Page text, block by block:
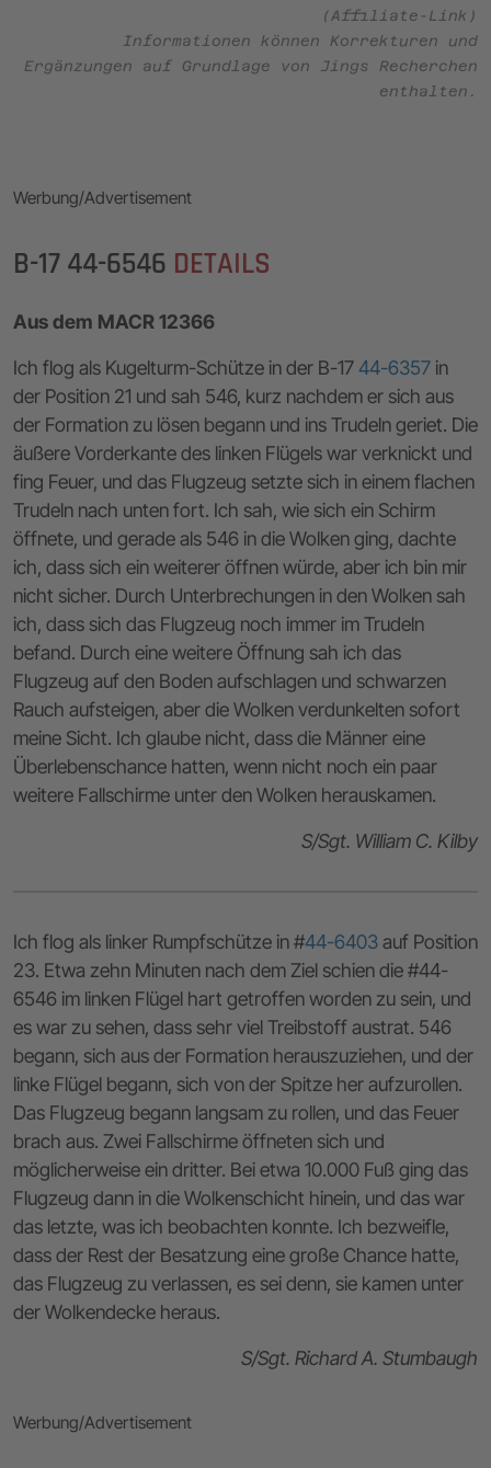
(Affiliate-Link)
Informationen können Korrekturen und
Ergänzungen auf Grundlage von Jings Recherchen
enthalten.
Werbung/Advertisement
B-17 44-6546 DETAILS
Aus dem MACR 12366
Ich flog als Kugelturm-Schütze in der B-1744-6357 in
der Position 21 und sah 546, kurz nachdem er sich aus
der Formation zu lösen begann und ins Trudeln geriet. Die
äußere Vorderkante des linken Flügels war verknickt und
fing Feuer, und das Flugzeug setzte sich in einem flachen
Trudeln nach unten fort. Ich sah, wie sich ein Schirm
öffnete, und gerade als 546 in die Wolken ging, dachte
ich, dass sich ein weiterer öffnen würde, aber ich bin mir
nicht sicher. Durch Unterbrechungen in den Wolken sah
ich, dass sich das Flugzeug noch immer im Trudeln
befand. Durch eine weitere Öffnung sah ich das
Flugzeug auf den Boden aufschlagen und schwarzen
Rauch aufsteigen, aber die Wolken verdunkelten sofort
meine Sicht. Ich glaube nicht, dass die Männer eine
Überlebenschance hatten, wenn nicht noch ein paar
weitere Fallschirme unter den Wolken herauskamen.
S/Sgt. William C. Kilby
Ich flog als linker Rumpfschütze in #44-6403auf Position
23. Etwa zehn Minuten nach dem Ziel schien die #44-
6546 im linken Flügel hart getroffen worden zu sein, und
es war zu sehen, dass sehr viel Treibstoff austrat. 546
begann, sich aus der Formation herauszuziehen, und der
linke Flügel begann, sich von der Spitze her aufzurollen.
Das Flugzeug begann langsam zu rollen, und das Feuer
brach aus. Zwei Fallschirme öffneten sich und
möglicherweise ein dritter. Bei etwa 10.000 Fuß ging das
Flugzeug dann in die Wolkenschicht hinein, und das war
das letzte, was ich beobachten konnte. Ich bezweifle,
dass der Rest der Besatzung eine große Chance hatte,
das Flugzeug zu verlassen, es sei denn, sie kamen unter
der Wolkendecke heraus.
S/Sgt. Richard A. Stumbaugh
Werbung/Advertisement